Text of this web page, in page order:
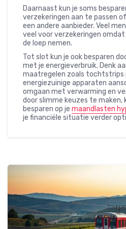
Daarnaast kun je soms
verzekeringen aan te passen
een andere aanbieder. Veel
veel voor verzekeringen
de loep nemen.
Tot slot kun je ook besparen
met je energieverbruik. Denk
maatregelen zoals tochtstrips
energiezuinige apparaten
omgaan met verwarming en
door slimme keuzes te maken,
besparen op je maandlasten
je financiële situatie verder